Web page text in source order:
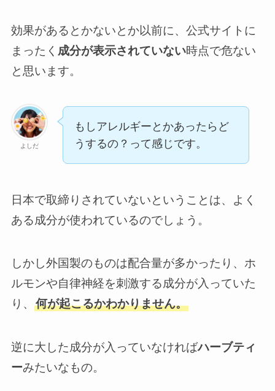
効果があるとかないとか以前に、公式サイトに
まったく 成分が表示されていない時点で危ない
と思います。
よしだ
もしアレルギーとかあったらど
うするの？って感じです。
日本で取締りされていないということは、よく
ある成分が使われているのでしょう。
しかし外国製のものは配合量が多かったり、ホ
ルモンや自律神経を刺激する成分が入っていた
り、 何が起こるかわかりません。
逆に大した成分が入っていなければハーブティ
ーみたいなもの。